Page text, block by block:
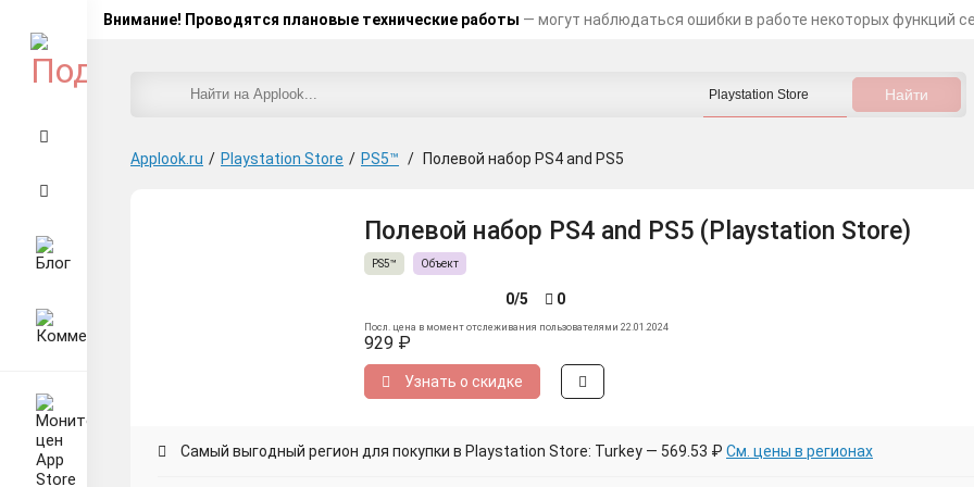
Внимание! Проводятся плановые технические работы — могут наблюдаться ошибки в работе некоторых функций
Applook.ru / Playstation Store / PS5™ / Полевой набор PS4 and PS5
Полевой набор PS4 and PS5 (Playstation Store)
PS5™ Объект
0/5 0
Посл. цена в момент отслеживания пользователями 22.01.2024
929 ₽
Узнать о скидке
Самый выгодный регион для покупки в Playstation Store: Turkey — 569.53 ₽ См. цены в регионах